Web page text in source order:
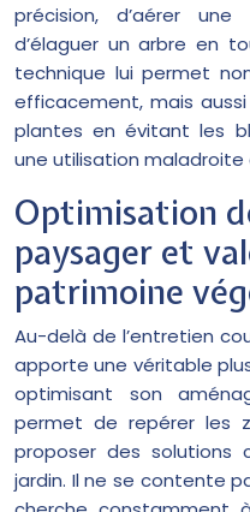
précision, d’aérer
d’élaguer un arbre en
technique lui permet
efficacement, mais
plantes en évitant les
une utilisation maladroite
Optimisation
paysager et
patrimoine
Au-delà de l’entretien
apporte une véritable
optimisant son
permet de repérer les
proposer des solutions
jardin. Il ne se contente